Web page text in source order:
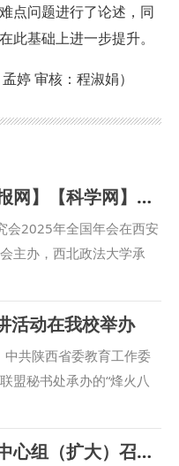
点问题进行了论述，同
此基础上进一步提升。
婷 审核：程淑娟）
【政法新闻网】【中国日报网】【科学网】【陕西农村网】【秦闻】【三秦网】【群众新闻】【中华网】【华商报】【华商网】中国刑法学研究会2025年全国年会在西安召开
会2025年全国年会在西安
主办，西北政法大学承
想，学习贯彻党的二十届
作会议精神，以“高质量
，围绕我国刑法学发展
讨。来自国内刑事法学界
出席本届年会。 开幕式
会名誉会长高铭暄作书面
会副主任雷建斌，最高人
人民检察院党组成员、副
活动在我校举办
共陕西省委教育工作委
盟秘书处承办的“烽火八
界反西斯战争胜利80周
告厅举行。 活动中，来
旧址管理处，延安鲁艺文
民商法学院党委理论学习中心组（扩大）召开集体学习会议